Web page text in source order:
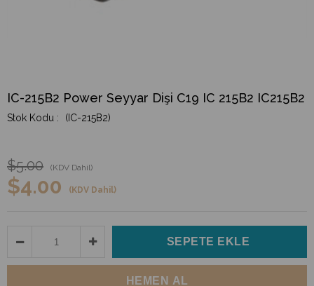
IC-215B2 Power Seyyar Dişi C19 IC 215B2 IC215B2
(IC-215B2)
$5.00 (KDV Dahil)
$4.00 (KDV Dahil)